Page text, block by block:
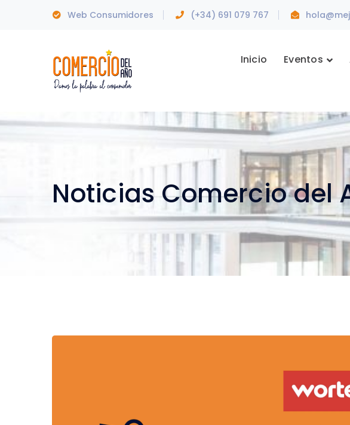
Web Consumidores (+34) 691 079 767
Inicio Eventos
Noticias Comercio del